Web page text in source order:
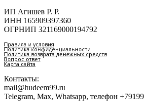
ИП Агишев Р. Р.
ИНН 165909397360
ОГРНИП 321169000194792
Правила и условия
Политика конфиденциальности
Политика возврата денежных средств
Вопрос ответ
Карта сайта
Контакты:
mail@hudeem99.ru
Telegram, Max, Whatsapp, телефон